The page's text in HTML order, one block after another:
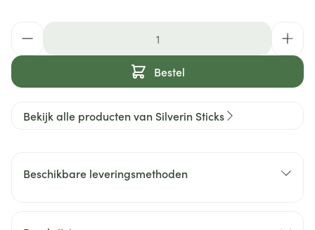
Bestel
Bekijk alle producten van Silverin Sticks
Beschikbare leveringsmethoden